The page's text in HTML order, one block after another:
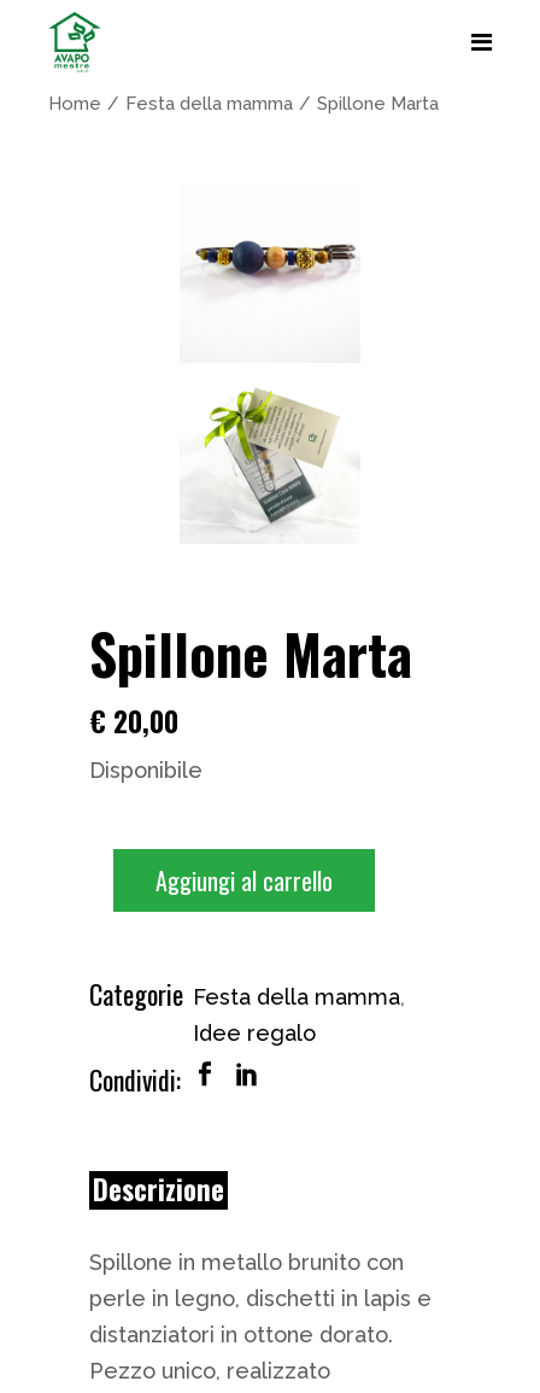
Home Festa della mamma Spillone Marta
Spillone Marta
€ 20,00
Disponibile
Aggiungi al carrello
Categorie Festa della mamma,
Idee regalo
Condividi:
Descrizione
Spillone in metallo brunito con
perle in legno, dischetti in lapis e
distanziatori in ottone dorato.
Pezzo unico, realizzato